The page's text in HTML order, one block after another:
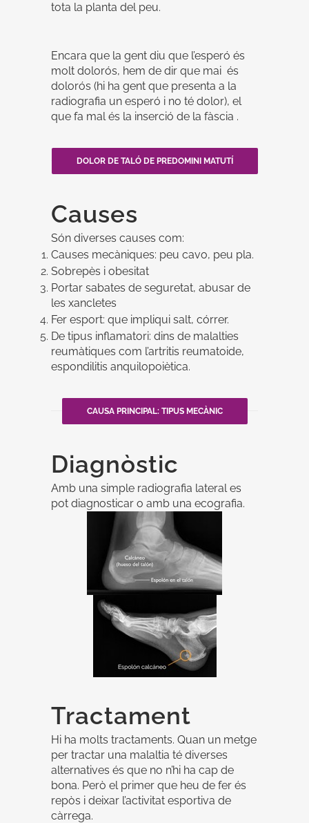
tota la planta del peu.
Encara que la gent diu que l’esperó és
molt dolorós, hem de dir que mai és
dolorós (hi ha gent que presenta a la
radiografia un esperó i no té dolor), el
que fa mal és la inserció de la fàscia .
DOLOR DE TALÓ DE PREDOMINI MATUTÍ
Causes
Són diverses causes com:
Causes mecàniques: peu cavo, peu pla.
Sobrepès i obesitat
Portar sabates de seguretat, abusar de
les xancletes
Fer esport: que impliqui salt, córrer.
De tipus inflamatori: dins de malalties
reumàtiques com l’artritis reumatoide,
espondilitis anquilopoiètica.
CAUSA PRINCIPAL: TIPUS MECÀNIC
Diagnòstic
Amb una simple radiografia lateral es
pot diagnosticar o amb una ecografia.
Tractament
Hi ha molts tractaments. Quan un metge
per tractar una malaltia té diverses
alternatives és que no n’hi ha cap de
bona. Però el primer que heu de fer és
repòs i deixar l’activitat esportiva de
càrrega.